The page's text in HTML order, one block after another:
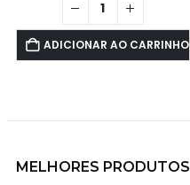
ADICIONAR AO CARRINHO
MELHORES PRODUTOS